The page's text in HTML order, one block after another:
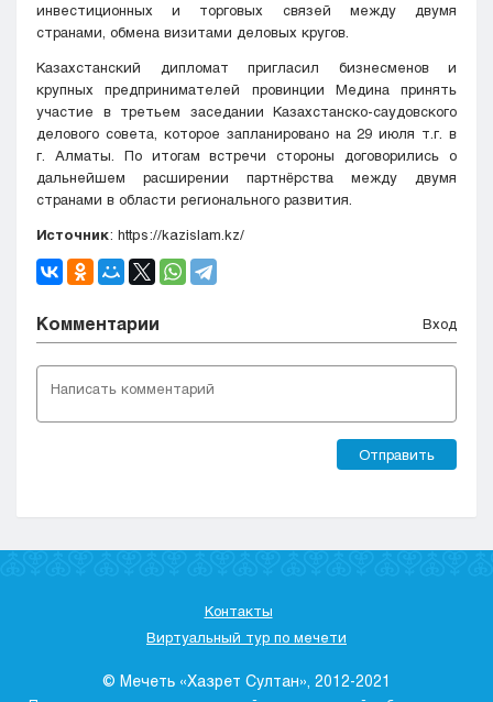
инвестиционных и торговых связей между двумя
странами, обмена визитами деловых кругов.
Казахстанский дипломат пригласил бизнесменов и
крупных предпринимателей провинции Медина принять
участие в третьем заседании Казахстанско-саудовского
делового совета, которое запланировано на 29 июля т.г. в
г. Алматы. По итогам встречи стороны договорились о
дальнейшем расширении партнёрства между двумя
странами в области регионального развития.
Источник: https://kazislam.kz/
Комментарии Вход
Отправить
Контакты
Виртуальный тур по мечети
© Мечеть «Хазрет Султан», 2012-2021